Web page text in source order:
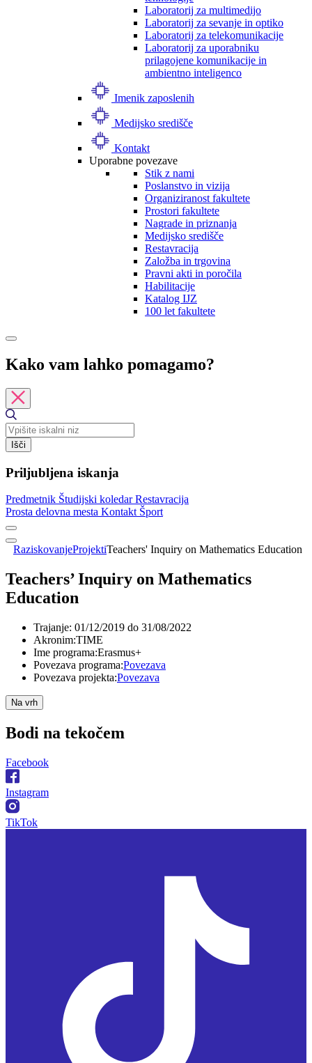
Laboratorij za multimedijo
Laboratorij za sevanje in optiko
Laboratorij za telekomunikacije
Laboratorij za uporabniku
prilagojene komunikacije in
ambientno inteligenco
Imenik zaposlenih
Medijsko središče
Kontakt
Uporabne povezave
Stik z nami
Poslanstvo in vizija
Organiziranost fakultete
Prostori fakultete
Nagrade in priznanja
Medijsko središče
Restavracija
Založba in trgovina
Pravni akti in poročila
Habilitacije
Katalog IJZ
100 let fakultete
Kako vam lahko pomagamo?
Išči
Priljubljena iskanja
Predmetnik Študijski koledarRestavracija
Prosta delovna mesta Kontakt Šport
RaziskovanjeProjektiTeachers' Inquiry on Mathematics Education
Teachers’ Inquiry on Mathematics
Education
Trajanje: 01/12/2019 do 31/08/2022
Akronim:TIME
Ime programa:Erasmus+
Povezava programa:Povezava
Povezava projekta:Povezava
Na vrh
Bodi na tekočem
Facebook
Instagram
TikTok